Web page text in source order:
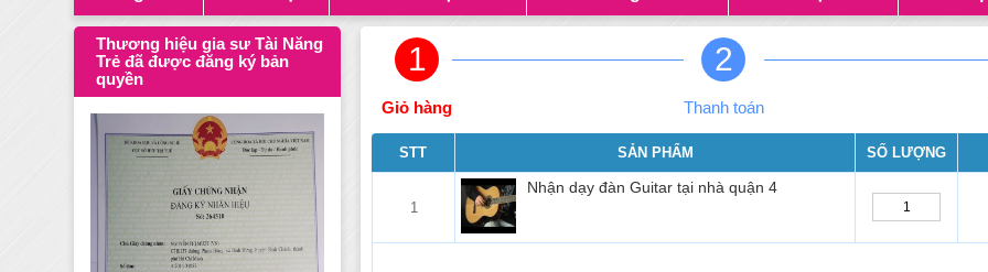
1
Giỏ hàng
2
Thanh toán
STT SẢN PHẨM SỐ LƯỢNG
1
Nhận dạy đàn Guitar tại nhà quận 4
Thương hiệu gia sư Tài Năng
Trẻ đã được đăng ký bản
quyền